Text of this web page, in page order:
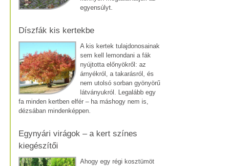
egyensúlyt.
Díszfák kis kertekbe
A kis kertek tulajdonosainak
sem kell lemondani a fák
nyújtotta előnyökről: az
árnyékról, a takarásról, és
nem utolsó sorban gyönyörű
látványukról. Legalább egy
fa minden kertben elfér – ha máshogy nem is,
dézsában mindenképpen.
Egynyári virágok – a kert színes
kiegészítői
Ahogy egy régi kosztümöt